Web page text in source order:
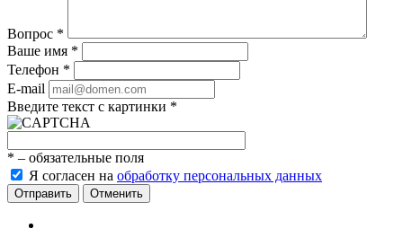
Вопрос *
Ваше имя *
Телефон *
E-mail
Введите текст с картинки *
* – обязательные поля
Я согласен на обработку персональных данных
Отменить